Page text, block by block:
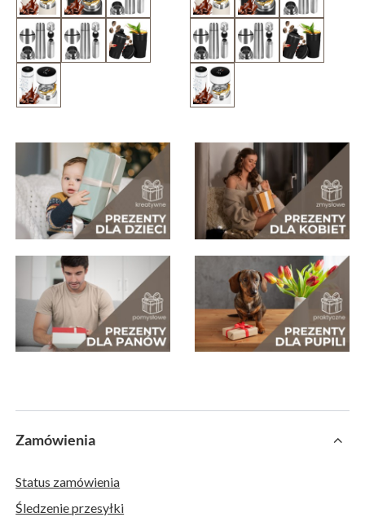
Zamówienia
Status zamówienia
Śledzenie przesyłki